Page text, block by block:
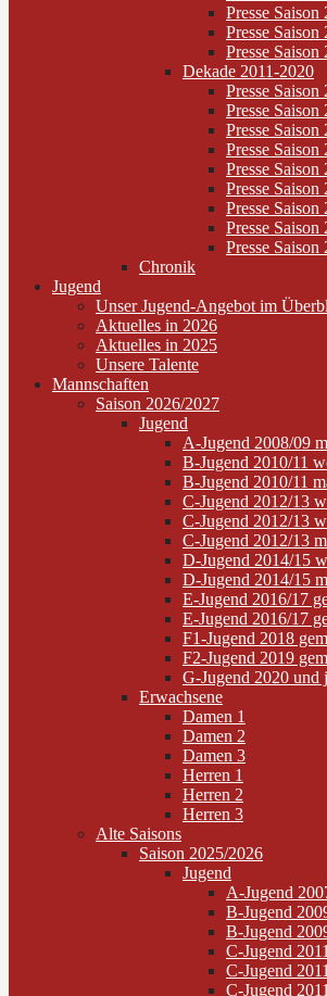
Presse Saison
Presse Saison
Presse Saison
Dekade 2011-2020
Presse Saison
Presse Saison
Presse Saison
Presse Saison
Presse Saison
Presse Saison
Presse Saison
Presse Saison
Presse Saison
Chronik
Jugend
Unser Jugend-Angebot im
Aktuelles in 2026
Aktuelles in 2025
Unsere Talente
Mannschaften
Saison 2026/2027
Jugend
A-Jugend 2008/09
B-Jugend 2010/11
B-Jugend 2010/11
C-Jugend 2012/13
C-Jugend 2012/13
C-Jugend 2012/13
D-Jugend 2014/15
D-Jugend 2014/15
E-Jugend 2016/17
E-Jugend 2016/17
F1-Jugend 2018
F2-Jugend 2019
G-Jugend 2020 und
Erwachsene
Damen 1
Damen 2
Damen 3
Herren 1
Herren 2
Herren 3
Alte Saisons
Saison 2025/2026
Jugend
A-Jugend
B-Jugend
B-Jugend
C-Jugend
C-Jugend
C-Jugend